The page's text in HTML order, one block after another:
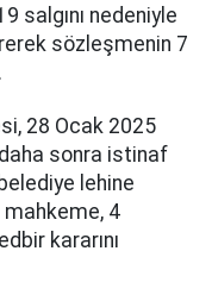
salgını nedeniyle
sözleşmenin 7
28 Ocak 2025
sonra istinaf
lehine
mahkeme, 4
kararını